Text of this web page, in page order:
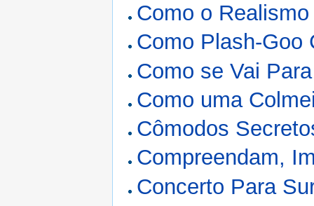
Como o
Como Plash-Goo
Como se Vai
Como uma
Cômodos
Compreendam,
Concerto Para